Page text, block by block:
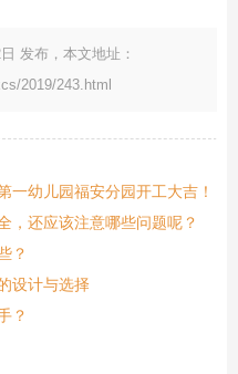
发布，本文地址：
2019/243.html
一幼儿园福安分园开工大吉！
，还应该注意哪些问题呢？
？
设计与选择
？